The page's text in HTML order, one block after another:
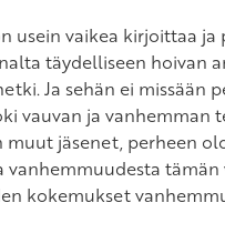
usein vaikea kirjoittaa
täydelliseen hoivan
Ja sehän ei missään
vauvan ja vanhemman
muut jäsenet, perheen
kokemukset